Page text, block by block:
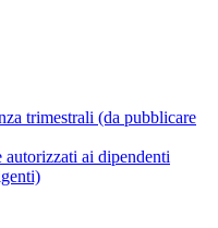
trimestrali (da pubblicare
ai dipendenti